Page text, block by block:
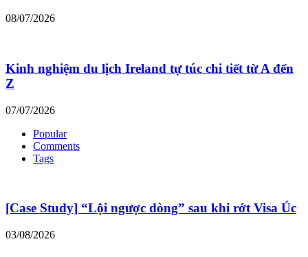
08/07/2026
Kinh nghiệm du lịch Ireland tự túc chi tiết từ A đến
Z
07/07/2026
Popular
Comments
Tags
[Case Study] “Lội ngược dòng” sau khi rớt Visa Úc
03/08/2026